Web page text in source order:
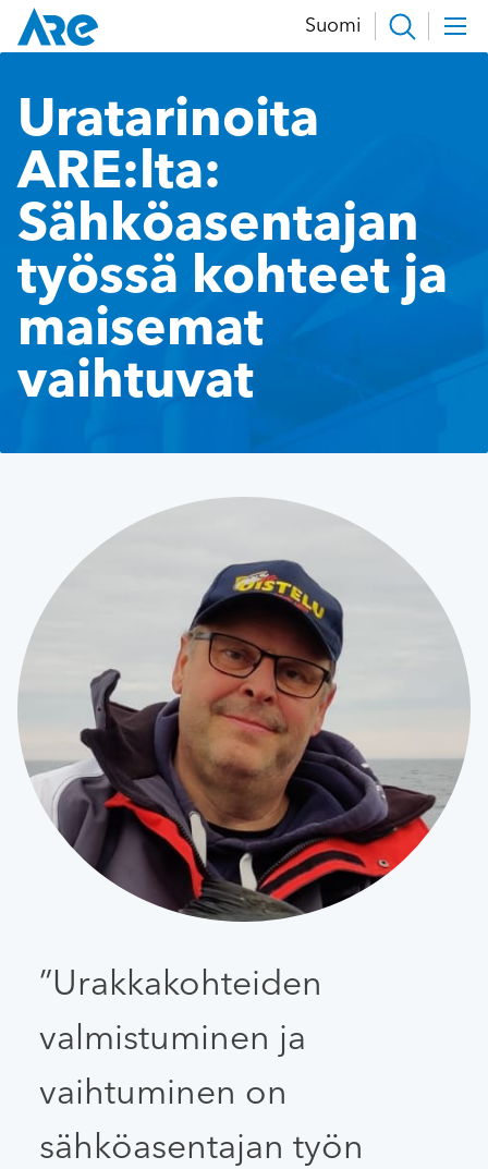
Hyppää
sisältöön
Suomi
Uratarinoita
ARE:lta:
Sähköasentajan
työssä kohteet ja
maisemat
vaihtuvat
”Urakkakohteiden
valmistuminen ja
vaihtuminen on
sähköasentajan työn